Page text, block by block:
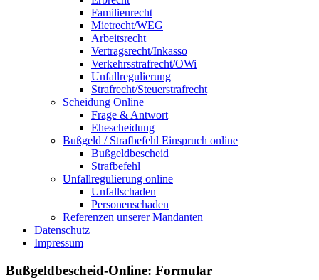
Familienrecht
Mietrecht/WEG
Arbeitsrecht
Vertragsrecht/Inkasso
Verkehrsstrafrecht/OWi
Unfallregulierung
Strafrecht/Steuerstrafrecht
Scheidung Online
Frage & Antwort
Ehescheidung
Bußgeld / Strafbefehl Einspruch online
Bußgeldbescheid
Strafbefehl
Unfallregulierung online
Unfallschaden
Personenschaden
Referenzen unserer Mandanten
Datenschutz
Impressum
Bußgeldbescheid-Online: Formular